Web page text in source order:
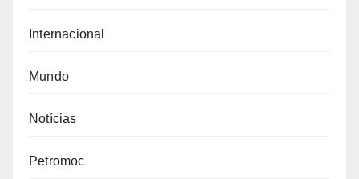
Internacional
Mundo
Notícias
Petromoc